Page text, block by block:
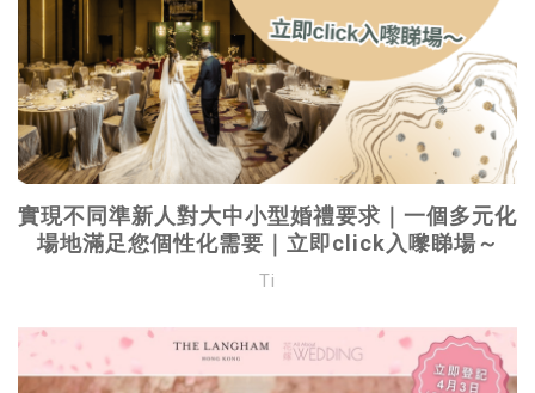
實現不同準新人對大中小型婚禮要求｜一個多元化
場地滿足您個性化需要｜立即click入嚟睇場～
Ti